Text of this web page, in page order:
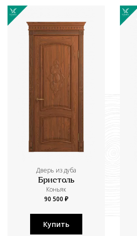
Дверь из дуба
Бристоль
Коньяк
90 500 ₽
Купить